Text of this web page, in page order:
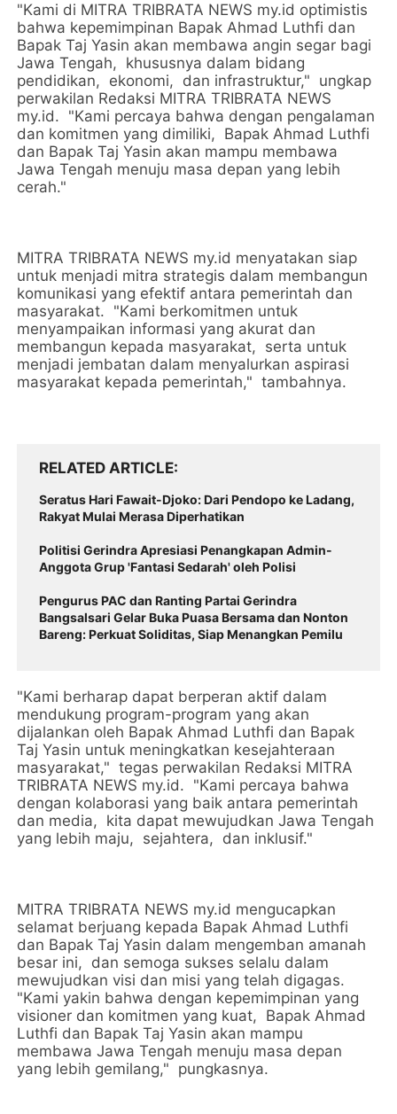
"Kami di MITRA TRIBRATA NEWS my.id optimistis
bahwa kepemimpinan Bapak Ahmad Luthfi dan
Bapak Taj Yasin akan membawa angin segar bagi
Jawa Tengah, khususnya dalam bidang
pendidikan, ekonomi, dan infrastruktur," ungkap
perwakilan Redaksi MITRA TRIBRATA NEWS
my.id. "Kami percaya bahwa dengan pengalaman
dan komitmen yang dimiliki, Bapak Ahmad Luthfi
dan Bapak Taj Yasin akan mampu membawa
Jawa Tengah menuju masa depan yang lebih
cerah."
MITRA TRIBRATA NEWS my.id menyatakan siap
untuk menjadi mitra strategis dalam membangun
komunikasi yang efektif antara pemerintah dan
masyarakat. "Kami berkomitmen untuk
menyampaikan informasi yang akurat dan
membangun kepada masyarakat, serta untuk
menjadi jembatan dalam menyalurkan aspirasi
masyarakat kepada pemerintah," tambahnya.
RELATED ARTICLE
Seratus Hari Fawait-Djoko: Dari Pendopo ke Ladang,
Rakyat Mulai Merasa Diperhatikan
Politisi Gerindra Apresiasi Penangkapan Admin-
Anggota Grup 'Fantasi Sedarah' oleh Polisi
Pengurus PAC dan Ranting Partai Gerindra
Bangsalsari Gelar Buka Puasa Bersama dan Nonton
Bareng: Perkuat Soliditas, Siap Menangkan Pemilu
"Kami berharap dapat berperan aktif dalam
mendukung program-program yang akan
dijalankan oleh Bapak Ahmad Luthfi dan Bapak
Taj Yasin untuk meningkatkan kesejahteraan
masyarakat," tegas perwakilan Redaksi MITRA
TRIBRATA NEWS my.id. "Kami percaya bahwa
dengan kolaborasi yang baik antara pemerintah
dan media, kita dapat mewujudkan Jawa Tengah
yang lebih maju, sejahtera, dan inklusif."
MITRA TRIBRATA NEWS my.id mengucapkan
selamat berjuang kepada Bapak Ahmad Luthfi
dan Bapak Taj Yasin dalam mengemban amanah
besar ini, dan semoga sukses selalu dalam
mewujudkan visi dan misi yang telah digagas.
"Kami yakin bahwa dengan kepemimpinan yang
visioner dan komitmen yang kuat, Bapak Ahmad
Luthfi dan Bapak Taj Yasin akan mampu
membawa Jawa Tengah menuju masa depan
yang lebih gemilang," pungkasnya.